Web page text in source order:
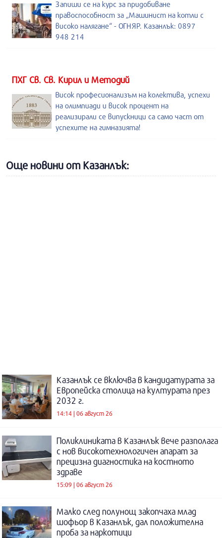
Запиши се на курс за придобиване
правоспособност за „Машинист на котли с
високо налягане“ - ОГНЯР. Казанлък: 0897
948 214
ПХГ Св. Св. Кирил и Методий
Висок професионализъм на колектива, успехи
на олимпиади и висок процент на
реализирали се випускници са само част от
успехите на гимназията!
Още новини от Казанлък:
Казанлък се включва в кандидатурата за
Европейска столица на културата през
2032 г.
14:14 | 06 август 26
Поликлиниката в Казанлък вече разполага
с нов високотехнологичен апарат за
прецизна диагностика на костното
здраве
15:09 | 06 август 26
Малко след полунощ закопчаха млад
шофьор в Казанлък, дал положителна
проба за наркотици